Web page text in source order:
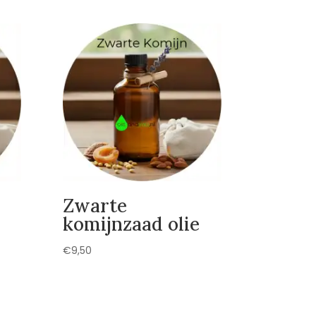
Zwarte
komijnzaad olie
€9,50